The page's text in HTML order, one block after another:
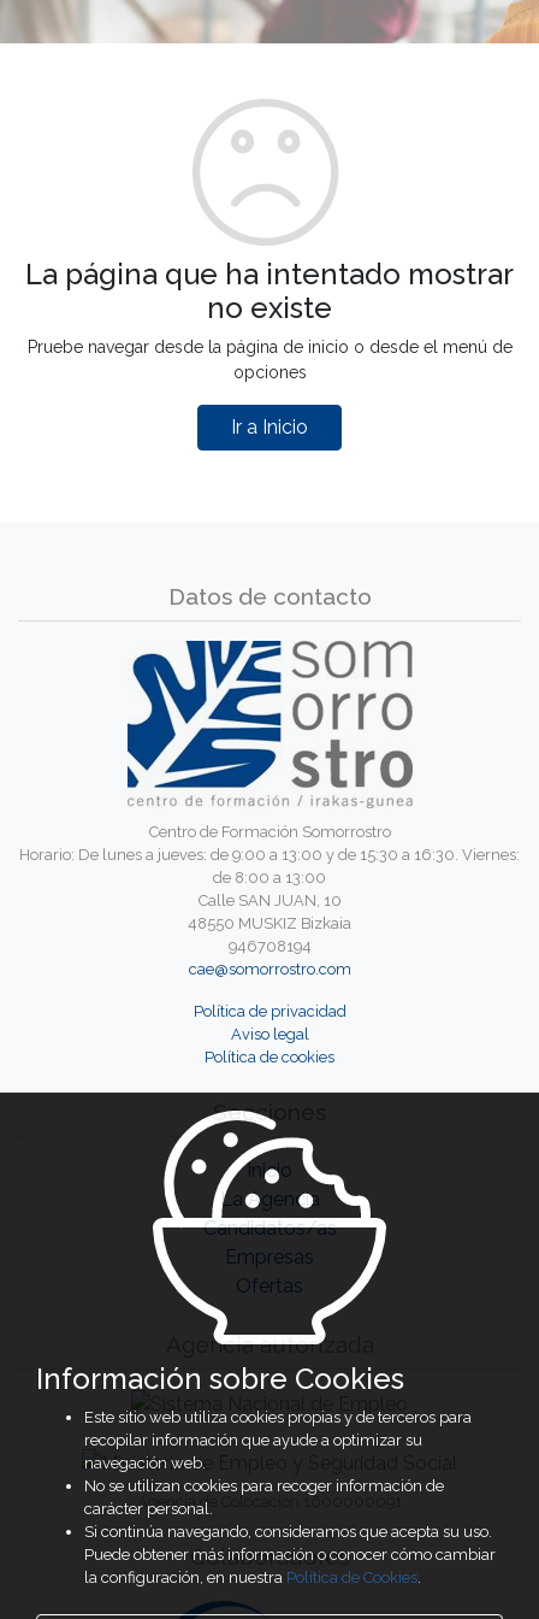
La página que ha intentado mostrar
no existe
Pruebe navegar desde la página de inicio o desde el menú de
opciones
Ir a Inicio
Datos de contacto
Centro de Formación Somorrostro
Horario: De lunes a jueves: de 9:00 a 13:00 y de 15:30 a 16:30. Viernes:
de 8:00 a 13:00
Calle SAN JUAN, 10
48550 MUSKIZ Bizkaia
946708194
cae@somorrostro.com
Política de privacidad
Aviso legal
Política de cookies
Secciones
Inicio
La Agencia
Candidatos/as
Empresas
Ofertas
Agencia autorizada
Agencia de Colocación 1600000091
Colaboradores
Información sobre Cookies
Este sitio web utiliza cookies propias y de terceros para
recopilar información que ayude a optimizar su
navegación web.
No se utilizan cookies para recoger información de
carácter personal.
Si continúa navegando, consideramos que acepta su uso.
Puede obtener más información o conocer cómo cambiar
la configuración, en nuestra Política de Cookies.